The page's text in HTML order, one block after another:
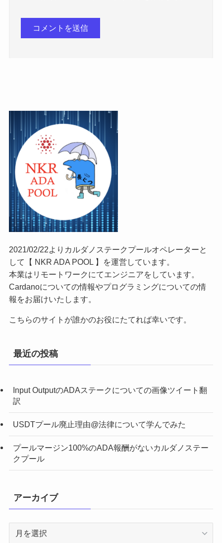
2021/02/22よりカルダノステークプールオペレーターと
して【 NKR ADA POOL 】を運営しています。
本業はリモートワークにてエンジニアをしています。
Cardanoについての情報やプログラミングについての情
報をお届けいたします。
こちらのサイトが誰かのお役にたてれば幸いです。
最近の投稿
Input OutputのADAステークについての画像ツイート翻
訳
USDTプール廃止理由@法律について学んでみた
プールマージン100%のADA報酬がないカルダノステー
クプール
アーカイブ